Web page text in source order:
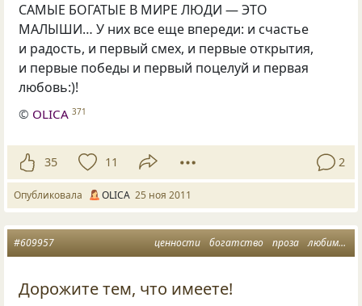
САМЫЕ БОГАТЫЕ В МИРЕ ЛЮДИ — ЭТО
МАЛЫШИ… У них все еще впереди: и счастье
и радость, и первый смех, и первые открытия,
и первые победы и первый поцелуй и первая
любовь:)!
© OLICA 371
35 11 2
Опубликовала OLICA 25 ноя 2011
ценности богатство проза любимые
#609957
Дорожите тем, что имеете!